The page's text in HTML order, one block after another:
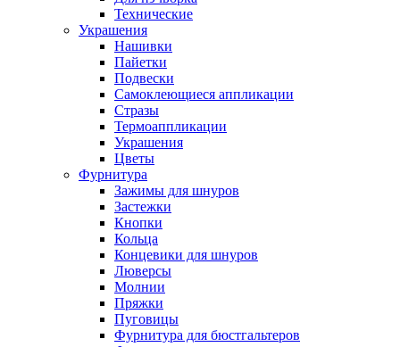
Технические
Украшения
Нашивки
Пайетки
Подвески
Самоклеющиеся аппликации
Стразы
Термоаппликации
Украшения
Цветы
Фурнитура
Зажимы для шнуров
Застежки
Кнопки
Кольца
Концевики для шнуров
Люверсы
Молнии
Пряжки
Пуговицы
Фурнитура для бюстгальтеров